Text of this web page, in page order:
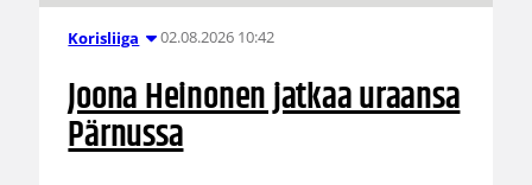
Korisliiga 02.08.2026 10:42
Joona Heinonen jatkaa uraansa
Pärnussa